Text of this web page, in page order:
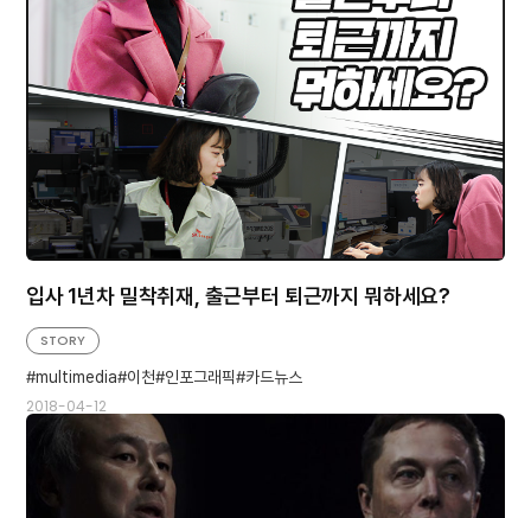
입사 1년차 밀착취재, 출근부터 퇴근까지 뭐하세요?
2018-04-12
STORY
multimedia 이천 인포그래픽 카드뉴스